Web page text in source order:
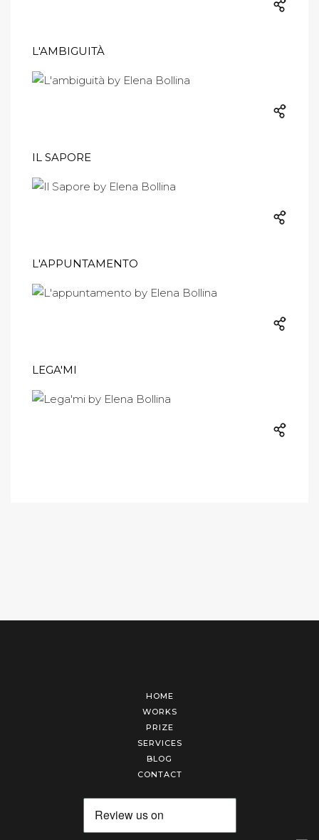
L'AMBIGUITÀ
IL SAPORE
L'APPUNTAMENTO
LEGA'MI
HOME
WORKS
PRIZE
SERVICES
BLOG
CONTACT